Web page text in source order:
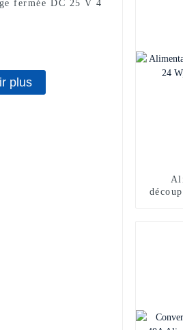
fermée DC 25 V 4
plus